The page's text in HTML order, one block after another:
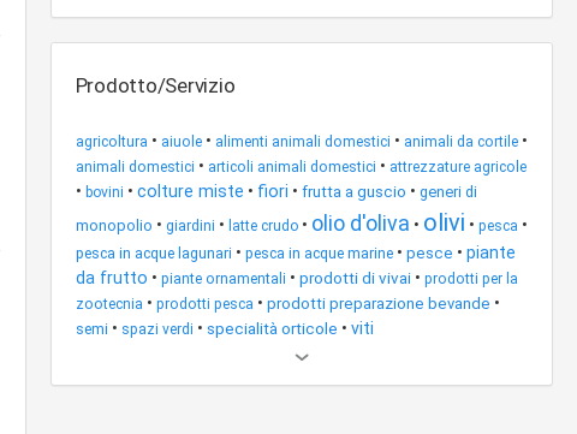
Prodotto/Servizio
agricoltura • aiuole • alimenti animali domestici • animali da cortile •
animali domestici • articoli animali domestici • attrezzature agricole
• bovini • colture miste • fiori • frutta a guscio • generi di
monopolio • giardini • latte crudo • olio d'oliva • olivi • pesca •
pesca in acque lagunari • pesca in acque marine • pesce • piante
da frutto • piante ornamentali • prodotti di vivai • prodotti per la
zootecnia • prodotti pesca • prodotti preparazione bevande •
semi • spazi verdi • specialità orticole • viti